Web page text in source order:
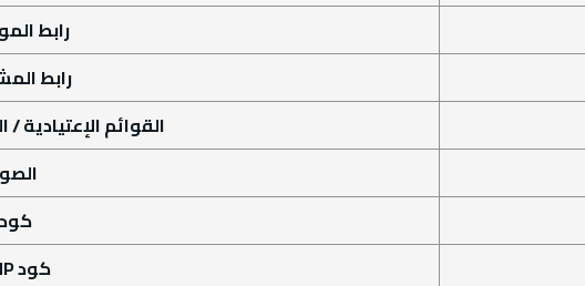
رابط
رابط
القوائم الإعتيادية
كود
كود PHP